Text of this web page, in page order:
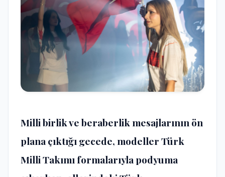
Milli birlik ve beraberlik mesajlarının ön
plana çıktığı gecede, modeller Türk
Milli Takımı formalarıyla podyuma